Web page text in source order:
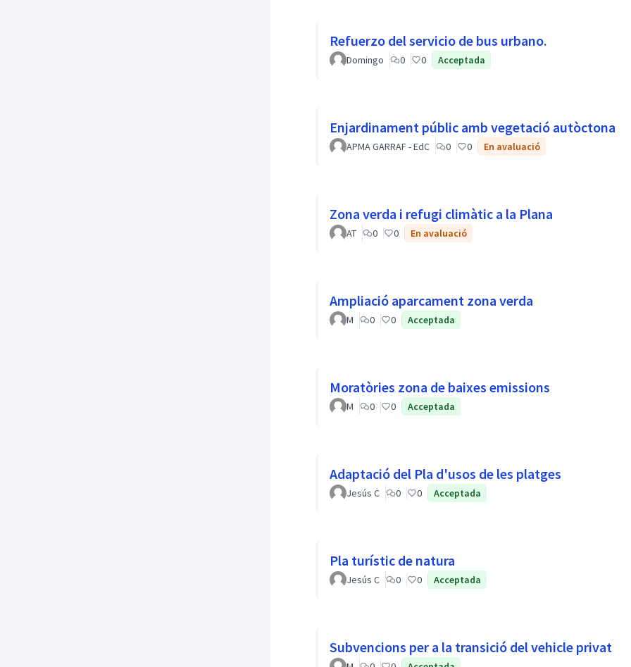
Refuerzo del servicio de bus urbano.
Domingo 0 0 Acceptada
Enjardinament públic amb vegetació autòctona
APMA GARRAF - EdC 0 0 En avaluació
Zona verda i refugi climàtic a la Plana
AT 0 0 En avaluació
Ampliació aparcament zona verda
M 0 0 Acceptada
Moratòries zona de baixes emissions
M 0 0 Acceptada
Adaptació del Pla d'usos de les platges
Jesús C 0 0 Acceptada
Pla turístic de natura
Jesús C 0 0 Acceptada
Subvencions per a la transició del vehicle privat